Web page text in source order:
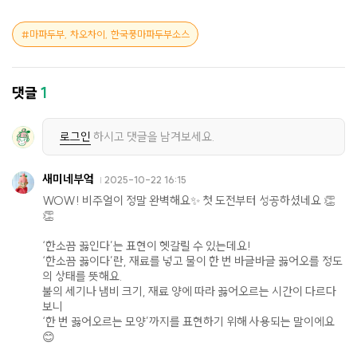
마파두부, 차오차이, 한국풍마파두부소스
댓글1
로그인 하시고 댓글을 남겨보세요.
새미네부엌 2025-10-22 16:15
WOW! 비주얼이 정말 완벽해요✨ 첫 도전부터 성공하셨네요 👏
👏
‘한소끔 끓인다’는 표현이 헷갈릴 수 있는데요!
‘한소끔 끓이다’란, 재료를 넣고 물이 한 번 바글바글 끓어오를 정도
의 상태를 뜻해요.
불의 세기나 냄비 크기, 재료 양에 따라 끓어오르는 시간이 다르다
보니
‘한 번 끓어오르는 모양’까지를 표현하기 위해 사용되는 말이에요
😊